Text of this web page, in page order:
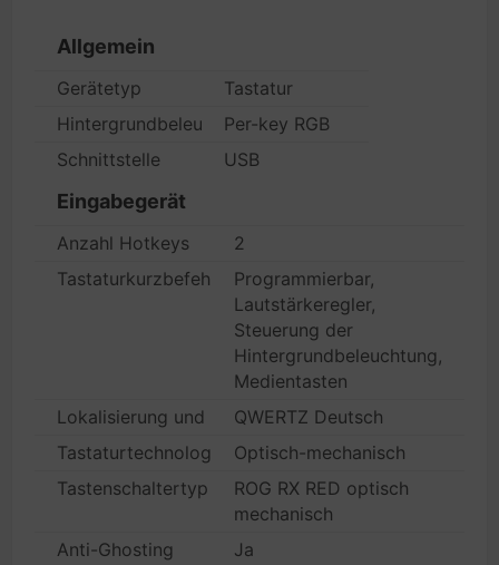
Allgemein
Gerätetyp
Tastatur
HintergrundbeleuchtetPer-key RGB
Schnittstelle
USB
Eingabegerät
Anzahl Hotkeys
2
Tastaturkurzbefehl-FunktionProgrammierbar,
Lautstärkeregler,
Steuerung der
Hintergrundbeleuchtung,
Medientasten
Lokalisierung und LayoutQWERTZ Deutsch
Tastaturtechnologie
Optisch-mechanisch
Tastenschaltertyp
ROG RX RED optisch
mechanisch
Anti-Ghosting
Ja